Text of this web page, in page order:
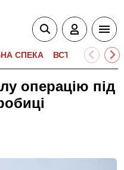
СПЕКА ВСТУПНА
операцію під